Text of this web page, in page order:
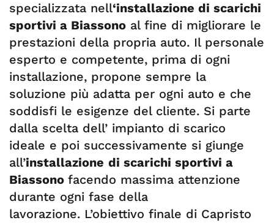
specializzata nell‘installazione di scarichi
sportivi a Biassono al fine di migliorare le
prestazioni della propria auto. Il personale
esperto e competente, prima di ogni
installazione, propone sempre la
soluzione più adatta per ogni auto e che
soddisfi le esigenze del cliente. Si parte
dalla scelta dell’ impianto di scarico
ideale e poi successivamente si giunge
all’installazione di scarichi sportivi a
Biassono facendo massima attenzione
durante ogni fase della
lavorazione. L’obiettivo finale di Capristo